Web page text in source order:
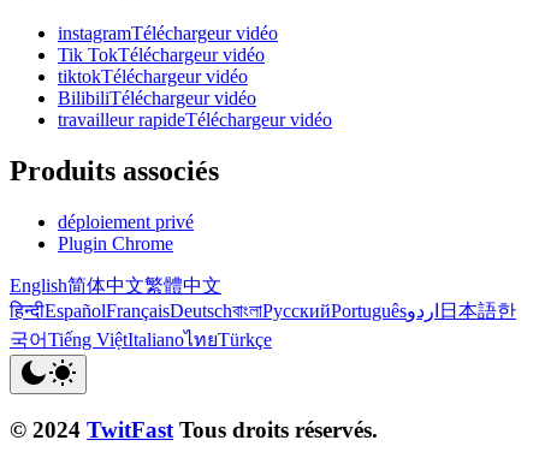
instagramTéléchargeur vidéo
Tik TokTéléchargeur vidéo
tiktokTéléchargeur vidéo
BilibiliTéléchargeur vidéo
travailleur rapideTéléchargeur vidéo
Produits associés
déploiement privé
Plugin Chrome
English简体中文繁體中文
हिन्दीEspañolFrançaisDeutschবাংলাРусскийPortuguêsاردو 日本語한
국어Tiếng ViệtItalianoไทยTürkçe
© 2024 TwitFast Tous droits réservés.